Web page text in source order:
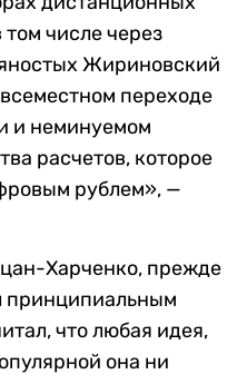
том числе через
Жириновский
переходе
и неминуемом
расчетов, которое
рублем», —
Харченко, прежде
принципиальным
что любая идея,
она ни